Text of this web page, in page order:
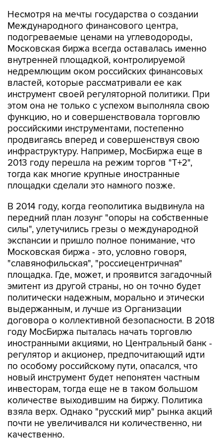
Несмотря на мечты государства о создании
Международного финансового центра,
подогреваемые ценами на углеводороды,
Московская биржа всегда оставалась именно
внутренней площадкой, контролируемой
недремлющим оком российских финансовых
властей, которые рассматривали ее как
инструмент своей регуляторной политики. При
этом она не только с успехом выполняла свою
функцию, но и совершенствовала торговлю
российскими инструментами, постепенно
продвигаясь вперед и совершенствуя свою
инфраструктуру. Например, МосБиржа еще в
2013 году перешла на режим торгов "Т+2",
тогда как многие крупные иностранные
площадки сделали это намного позже.
В 2014 году, когда геополитика выдвинула на
передний план лозунг "опоры на собственные
силы", улетучились грезы о международной
экспансии и пришло полное понимание, что
Московская биржа - это, условно говоря,
"славянофильская", "россиецентричная"
площадка. Где, может, и проявится загадочный
эмитент из другой страны, но он точно будет
политически надежным, морально и этически
выдержанным, и лучше из Организации
договора о коллективной безопасности. В 2018
году МосБиржа пыталась начать торговлю
иностранными акциями, но Центральный банк -
регулятор и акционер, предпочитающий идти
по особому российскому пути, опасался, что
новый инструмент будет непонятен частным
инвесторам, тогда еще не в таком большом
количестве выходившим на биржу. Политика
взяла верх. Однако "русский мир" рынка акций
почти не увеличивался ни количественно, ни
качественно.